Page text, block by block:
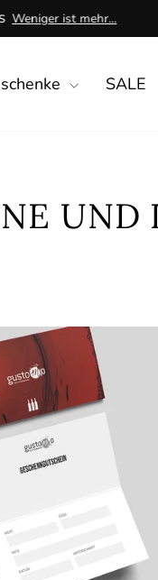
Weniger ist mehr...
SALE
UND